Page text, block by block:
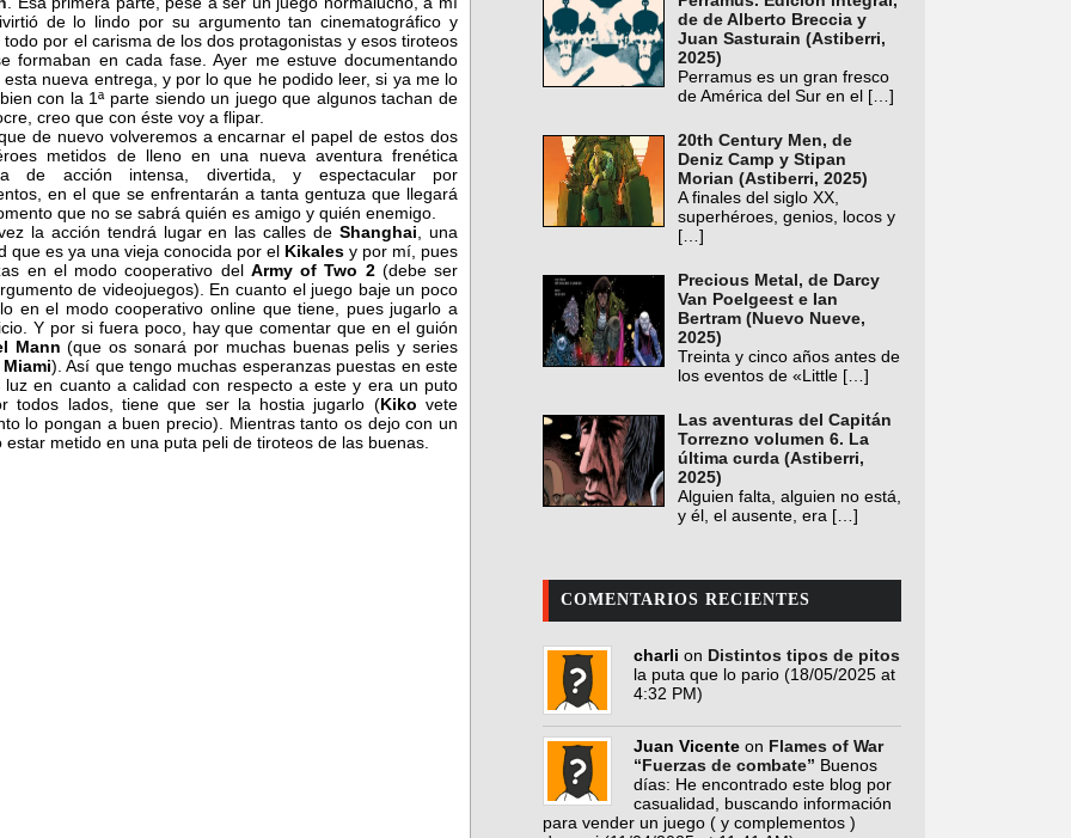
de lo lindo por su argumento tan cinematográfico y
todo por el carisma de los dos protagonistas y esos tiroteos
formaban en cada fase. Ayer me estuve documentando
esta nueva entrega, y por lo que he podido leer, si ya me lo
con la 1ª parte siendo un juego que algunos tachan de
creo que con éste voy a flipar.
de nuevo volveremos a encarnar el papel de estos dos
metidos de lleno en una nueva aventura frenética
de acción intensa, divertida, y espectacular por
en el que se enfrentarán a tanta gentuza que llegará
que no se sabrá quién es amigo y quién enemigo.
la acción tendrá lugar en las calles deShanghai , una
que es ya una vieja conocida por el Kikales y por mí, pues
en el modo cooperativo del Army of Two 2 (debe ser
de videojuegos). En cuanto el juego baje un poco
en el modo cooperativo online que tiene, pues jugarlo a
Y por si fuera poco, hay que comentar que en el guión
Mann (que os sonará por muchas buenas pelis y series
). Así que tengo muchas esperanzas puestas en este
en cuanto a calidad con respecto a este y era un puto
todos lados, tiene que ser la hostia jugarlo (Kikovete
lo pongan a buen precio). Mientras tanto os dejo con un
metido en una puta peli de tiroteos de las buenas.
de de Alberto Breccia y
Juan Sasturain (Astiberri,
2025)
Perramus es un gran fresco
de América del Sur en el […]
20th Century Men, de
Deniz Camp y Stipan
Morian (Astiberri, 2025)
A finales del siglo XX,
superhéroes, genios, locos y
[…]
Precious Metal, de Darcy
Van Poelgeest e Ian
Bertram (Nuevo Nueve,
2025)
Treinta y cinco años antes de
los eventos de «Little […]
Las aventuras del Capitán
Torrezno volumen 6. La
última curda (Astiberri,
2025)
Alguien falta, alguien no está,
y él, el ausente, era […]
COMENTARIOS RECIENTES
charli on Distintos tipos de pitos
la puta que lo pario (18/05/2025 at
4:32 PM)
Juan Vicente on Flames of War
“Fuerzas de combate” Buenos
días: He encontrado este blog por
casualidad, buscando información
para vender un juego ( y complementos )